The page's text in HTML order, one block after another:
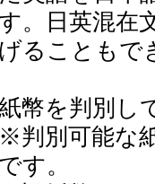
。日英混在
げることもで
幣を判別し
※判別可能な
です。